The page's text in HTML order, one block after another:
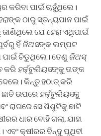
କରିବା ପାଇଁ ଚାହୁଁଥିଲେ।
ଙ୍କ ଠାରୁ ସ୍ତନ୍ୟପାନ ପାଇଁ
ଯେ ହେରାଏଥିପାଇଁ
ହିଁଜିଅସଙ୍କ ଲମ୍ପଟ
ପାଇଁ ଚିଡୁଥିଲେ। ତେଣୁ ଜିଅସ୍
କରି ହର୍କ୍ବୁଲିୟସଙ୍କୁ ତାଙ୍କ
କିନ୍ତୁ ହଠାତ୍ କରି
ଉପରେ ହର୍କ୍ବୁଲିୟସକୁ
ରାଗରେ ସେ ଶିଶୁଟିକୁ ଛାଟି
ଧାର ବୋହି ଗଲା, ଯାହା
ଏବଂ କ୍ଷୀରର ବିନ୍ଦୁ ପୃଥିବୀ